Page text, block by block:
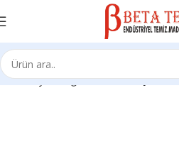
Ana Sayfa Kağıt Ürünleri Peçeteler